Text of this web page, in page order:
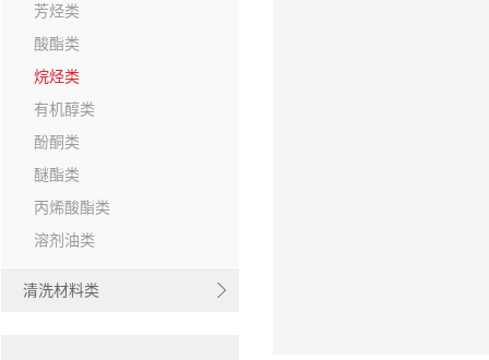
芳烃类
酸酯类
烷烃类
有机醇类
酚酮类
醚酯类
丙烯酸酯类
溶剂油类
清洗材料类